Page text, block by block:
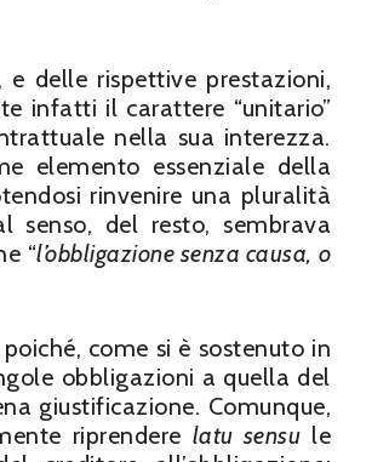
delle rispettive prestazioni,
infatti il carattere “unitario”
nella sua interezza.
elemento essenziale della
rinvenire una pluralità
senso, del resto, sembrava
“l’obbligazione senza causa, o
come si è sostenuto in
obbligazioni a quella del
giustificazione. Comunque,
riprendere latu sensu le